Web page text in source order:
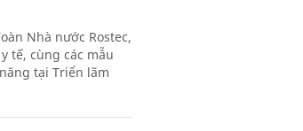
Nhà nước Rostec,
tế, cùng các mẫu
tại Triển lãm